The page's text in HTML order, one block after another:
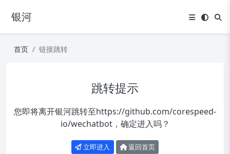
银河
首页 链接跳转
跳转提示
您即将离开银河跳转至https://github.com/corespeed-
io/wechatbot，确定进入吗？
立即进入 返回首页